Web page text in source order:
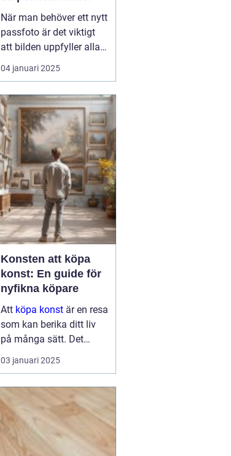
När man behöver ett nytt
passfoto är det viktigt
att bilden uppfyller alla
krav och standarder, och
det kan kännas
många. I Vällingby finns
det flera alternativ för att
ta ett pass...
04 januari 2025
Konsten att köpa
konst: En guide för
nyfikna köpare
Att köpa konst är en resa
som kan berika ditt liv
på många sätt. Det
handlar om mer än att
bara hänga en tavla på
källa till inspirati...
03 januari 2025